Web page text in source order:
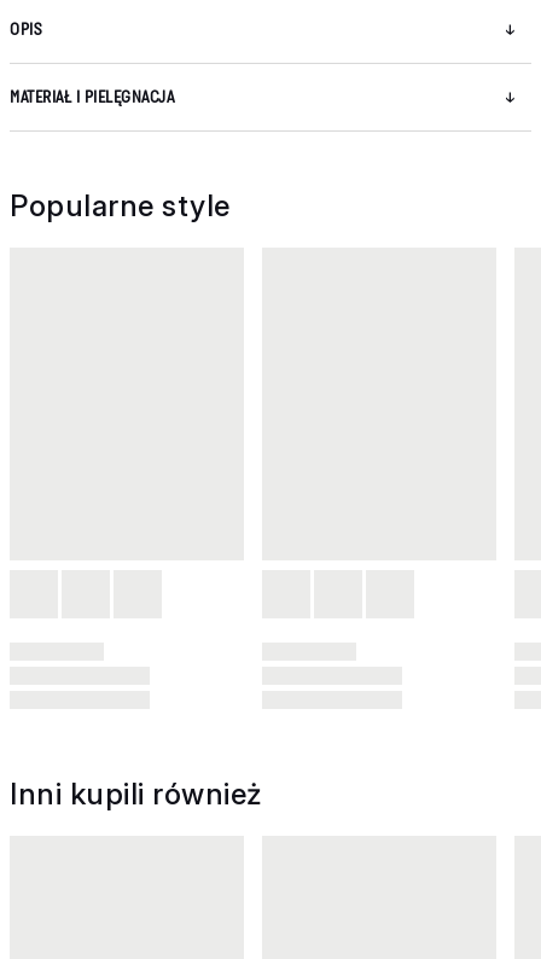
OPIS
MATERIAŁ I PIELĘGNACJA
Popularne style
Inni kupili również